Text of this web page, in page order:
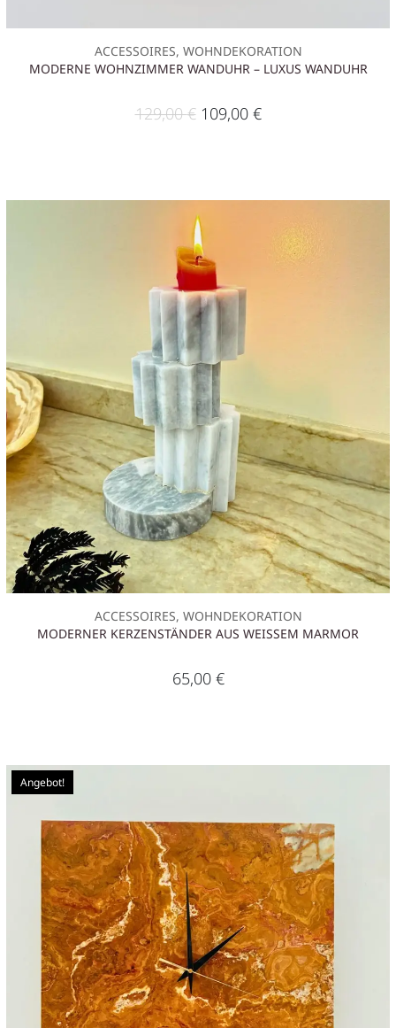
ACCESSOIRES, WOHNDEKORATION
MODERNE WOHNZIMMER WANDUHR – LUXUS WANDUHR
129,00€ 109,00 €
ACCESSOIRES, WOHNDEKORATION
MODERNER KERZENSTÄNDER AUS WEISSEM MARMOR
65,00 €
Angebot!